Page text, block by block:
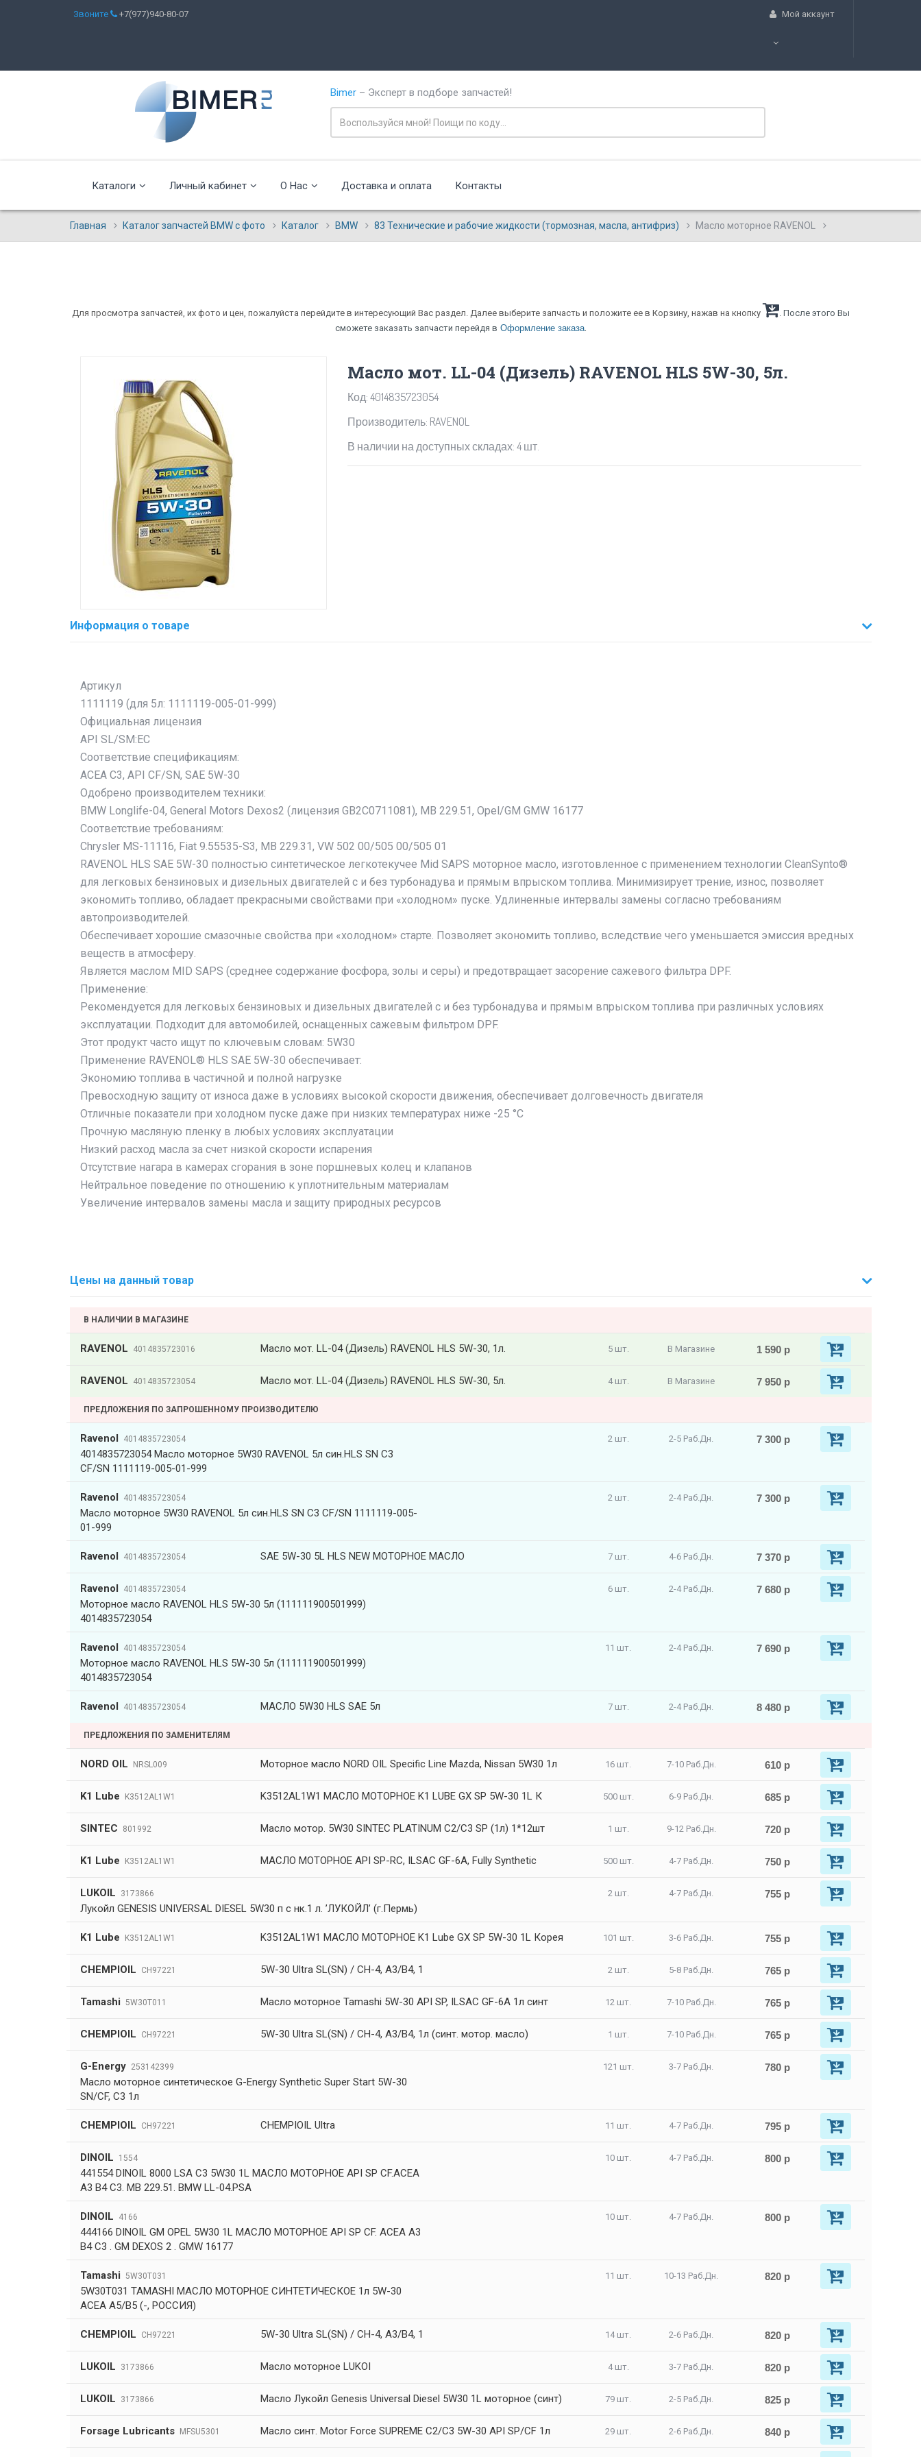
Звоните +7(977)940-80-07 Мой аккаунт
Bimer – Эксперт в подборе запчастей!
Каталоги Личный кабинет О Нас Доставка и оплата Контакты
Главная Каталог запчастей BMW с фото Каталог BMW 83 Технические и рабочие жидкости (тормозная, масла, антифриз) Масло моторное RAVENOL
Для просмотра запчастей, их фото и цен, пожалуйста перейдите в интересующий Вас раздел. Далее выберите запчасть и положите ее в Корзину, нажав на кнопку
. После этого Вы
сможете заказать запчасти перейдя в Оформление заказа.
Масло мот. LL-04 (Дизель) RAVENOL HLS 5W-30, 5л.
Код: 4014835723054
Производитель: RAVENOL
В наличии на доступных складах: 4 шт.
Информация о товаре
Артикул
1111119 (для 5л: 1111119-005-01-999)
Официальная лицензия
API SL/SM:EC
Соответствие спецификациям:
ACEA C3, API CF/SN, SAE 5W-30
Одобрено производителем техники:
BMW Longlife-04, General Motors Dexos2 (лицензия GB2C0711081), MB 229.51, Opel/GM GMW 16177
Соответствие требованиям:
Chrysler MS-11116, Fiat 9.55535-S3, MB 229.31, VW 502 00/505 00/505 01
RAVENOL HLS SAE 5W-30 полностью синтетическое легкотекучее Mid SAPS моторное масло, изготовленное с применением технологии CleanSynto®
для легковых бензиновых и дизельных двигателей с и без турбонадува и прямым впрыском топлива. Минимизирует трение, износ, позволяет
экономить топливо, обладает прекрасными свойствами при «холодном» пуске. Удлиненные интервалы замены согласно требованиям
автопроизводителей.
Обеспечивает хорошие смазочные свойства при «холодном» старте. Позволяет экономить топливо, вследствие чего уменьшается эмиссия вредных
веществ в атмосферу.
Является маслом MID SAPS (среднее содержание фосфора, золы и серы) и предотвращает засорение сажевого фильтра DPF.
Применение:
Рекомендуется для легковых бензиновых и дизельных двигателей с и без турбонадува и прямым впрыском топлива при различных условиях
эксплуатации. Подходит для автомобилей, оснащенных сажевым фильтром DPF.
Этот продукт часто ищут по ключевым словам: 5W30
Применение RAVENOL® HLS SAE 5W-30 обеспечивает:
Экономию топлива в частичной и полной нагрузке
Превосходную защиту от износа даже в условиях высокой скорости движения, обеспечивает долговечность двигателя
Отличные показатели при холодном пуске даже при низких температурах ниже -25 °C
Прочную масляную пленку в любых условиях эксплуатации
Низкий расход масла за счет низкой скорости испарения
Отсутствие нагара в камерах сгорания в зоне поршневых колец и клапанов
Нейтральное поведение по отношению к уплотнительным материалам
Увеличение интервалов замены масла и защиту природных ресурсов
Цены на данный товар
В НАЛИЧИИ В МАГАЗИНЕ
RAVENOL 4014835723016 Масло мот. LL-04 (Дизель) RAVENOL HLS 5W-30, 1л. 5 шт. В Магазине 1 590 р
RAVENOL 4014835723054 Масло мот. LL-04 (Дизель) RAVENOL HLS 5W-30, 5л. 4 шт. В Магазине 7 950 р
ПРЕДЛОЖЕНИЯ ПО ЗАПРОШЕННОМУ ПРОИЗВОДИТЕЛЮ
Ravenol 4014835723054
4014835723054 Масло моторное 5W30 RAVENOL 5л син.HLS SN C3
CF/SN 1111119-005-01-999
2 шт. 2-5 Раб.Дн. 7 300 р
Ravenol 4014835723054
Масло моторное 5W30 RAVENOL 5л син.HLS SN C3 CF/SN 1111119-005-
01-999
2 шт. 2-4 Раб.Дн. 7 300 р
Ravenol 4014835723054 SAE 5W-30 5L HLS NEW МОТОРНОЕ МАСЛО 7 шт. 4-6 Раб.Дн. 7 370 р
Ravenol 4014835723054
Моторное масло RAVENOL HLS 5W-30 5л (111111900501999)
4014835723054
6 шт. 2-4 Раб.Дн. 7 680 р
Ravenol 4014835723054
Моторное масло RAVENOL HLS 5W-30 5л (111111900501999)
4014835723054
11 шт. 2-4 Раб.Дн. 7 690 р
Ravenol 4014835723054 МАСЛО 5W30 HLS SAE 5л 7 шт. 2-4 Раб.Дн. 8 480 р
ПРЕДЛОЖЕНИЯ ПО ЗАМЕНИТЕЛЯМ
NORD OIL NRSL009 Моторное масло NORD OIL Specific Line Mazda, Nissan 5W30 1л 16 шт. 7-10 Раб.Дн. 610 р
K1 Lube K3512AL1W1 K3512AL1W1 МАСЛО МОТОРНОЕ K1 LUBE GX SP 5W-30 1L К 500 шт. 6-9 Раб.Дн. 685 р
SINTEC 801992 Масло мотор. 5W30 SINTEC PLATINUM C2/C3 SP (1л) 1*12шт 1 шт. 9-12 Раб.Дн. 720 р
K1 Lube K3512AL1W1 МАСЛО МОТОРНОЕ API SP-RC, ILSAC GF-6A, Fully Synthetic 500 шт. 4-7 Раб.Дн. 750 р
LUKOIL 3173866
Лукойл GENESIS UNIVERSAL DIESEL 5W30 п с нк.1 л. ’ЛУКОЙЛ’ (г.Пермь)
2 шт. 4-7 Раб.Дн. 755 р
K1 Lube K3512AL1W1 K3512AL1W1 МАСЛО МОТОРНОЕ K1 Lube GX SP 5W-30 1L Корея 101 шт. 3-6 Раб.Дн. 755 р
CHEMPIOIL CH97221 5W-30 Ultra SL(SN) / CH-4, A3/B4, 1 2 шт. 5-8 Раб.Дн. 765 р
Tamashi 5W30T011 Масло моторное Tamashi 5W-30 API SP, ILSAC GF-6A 1л синт 12 шт. 7-10 Раб.Дн. 765 р
CHEMPIOIL CH97221 5W-30 Ultra SL(SN) / CH-4, A3/B4, 1л (синт. мотор. масло) 1 шт. 7-10 Раб.Дн. 765 р
G-Energy 253142399
Масло моторное синтетическое G-Energy Synthetic Super Start 5W-30
SN/CF, C3 1л
121 шт. 3-7 Раб.Дн. 780 р
CHEMPIOIL CH97221 CHEMPIOIL Ultra 11 шт. 4-7 Раб.Дн. 795 р
DINOIL 1554
441554 DINOIL 8000 LSA C3 5W30 1L МАСЛО МОТОРНОЕ API SP CF.ACEA
A3 B4 C3. MB 229.51. BMW LL-04.PSA
10 шт. 4-7 Раб.Дн. 800 р
DINOIL 4166
444166 DINOIL GM OPEL 5W30 1L МАСЛО МОТОРНОЕ API SP CF. ACEA A3
B4 C3 . GM DEXOS 2 . GMW 16177
10 шт. 4-7 Раб.Дн. 800 р
Tamashi 5W30T031
5W30T031 TAMASHI МАСЛО МОТОРНОЕ СИНТЕТИЧЕСКОЕ 1л 5W-30
ACEA A5/B5 (-, РОССИЯ)
11 шт. 10-13 Раб.Дн. 820 р
CHEMPIOIL CH97221 5W-30 Ultra SL(SN) / CH-4, A3/B4, 1 14 шт. 2-6 Раб.Дн. 820 р
LUKOIL 3173866 Масло моторное LUKOI 4 шт. 3-7 Раб.Дн. 820 р
LUKOIL 3173866 Масло Лукойл Genesis Universal Diesel 5W30 1L моторное (синт) 79 шт. 2-5 Раб.Дн. 825 р
Forsage Lubricants MFSU5301 Масло синт. Motor Force SUPREME C2/C3 5W-30 API SP/CF 1л 29 шт. 2-6 Раб.Дн. 840 р